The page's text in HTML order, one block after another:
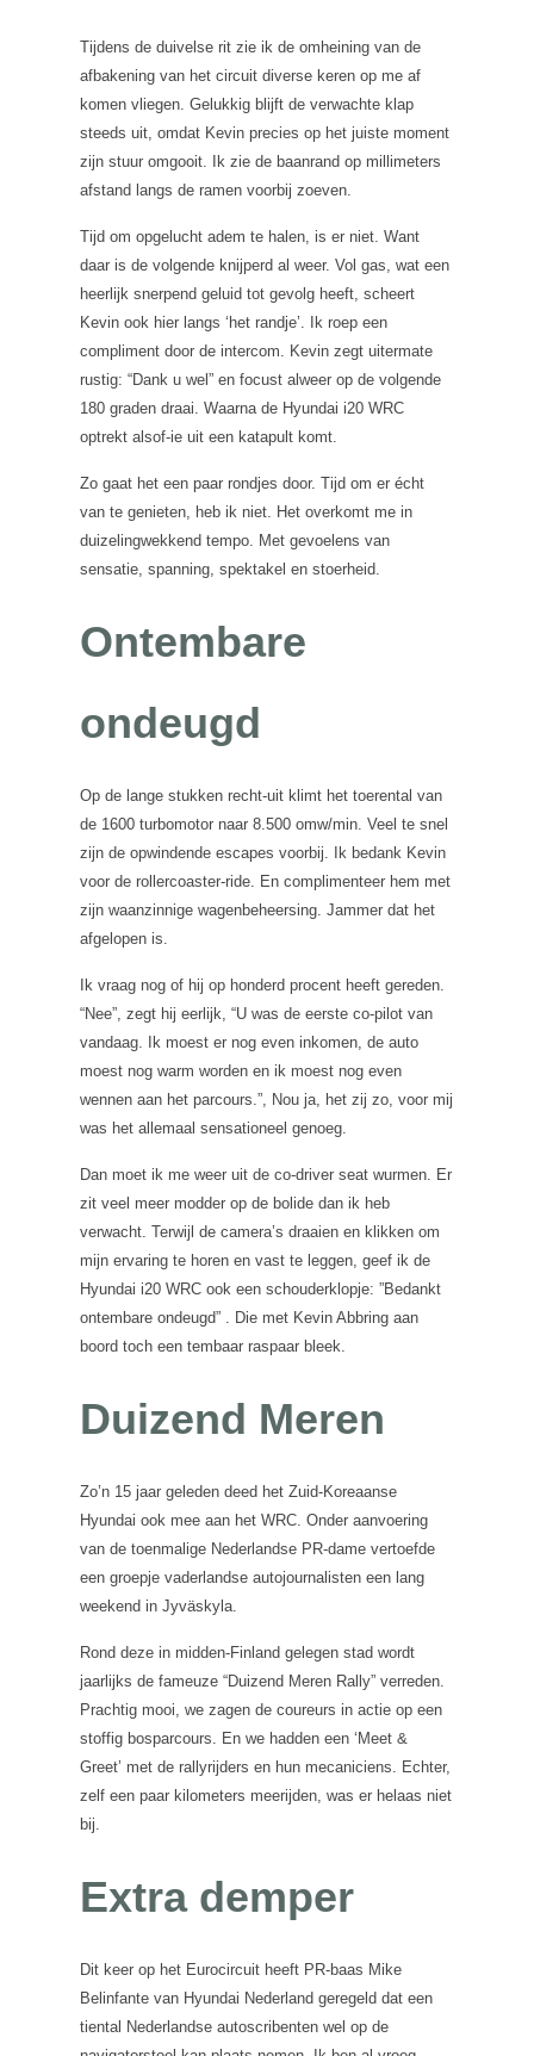
Tijdens de duivelse rit zie ik de omheining van de
afbakening van het circuit diverse keren op me af
komen vliegen. Gelukkig blijft de verwachte klap
steeds uit, omdat Kevin precies op het juiste moment
zijn stuur omgooit. Ik zie de baanrand op millimeters
afstand langs de ramen voorbij zoeven.
Tijd om opgelucht adem te halen, is er niet. Want
daar is de volgende knijperd al weer. Vol gas, wat een
heerlijk snerpend geluid tot gevolg heeft, scheert
Kevin ook hier langs ‘het randje’. Ik roep een
compliment door de intercom. Kevin zegt uitermate
rustig: “Dank u wel” en focust alweer op de volgende
180 graden draai. Waarna de Hyundai i20 WRC
optrekt alsof-ie uit een katapult komt.
Zo gaat het een paar rondjes door. Tijd om er écht
van te genieten, heb ik niet. Het overkomt me in
duizelingwekkend tempo. Met gevoelens van
sensatie, spanning, spektakel en stoerheid.
Ontembare
ondeugd
Op de lange stukken recht-uit klimt het toerental van
de 1600 turbomotor naar 8.500 omw/min. Veel te snel
zijn de opwindende escapes voorbij. Ik bedank Kevin
voor de rollercoaster-ride. En complimenteer hem met
zijn waanzinnige wagenbeheersing. Jammer dat het
afgelopen is.
Ik vraag nog of hij op honderd procent heeft gereden.
“Nee”, zegt hij eerlijk, “U was de eerste co-pilot van
vandaag. Ik moest er nog even inkomen, de auto
moest nog warm worden en ik moest nog even
wennen aan het parcours.”, Nou ja, het zij zo, voor mij
was het allemaal sensationeel genoeg.
Dan moet ik me weer uit de co-driver seat wurmen. Er
zit veel meer modder op de bolide dan ik heb
verwacht. Terwijl de camera’s draaien en klikken om
mijn ervaring te horen en vast te leggen, geef ik de
Hyundai i20 WRC ook een schouderklopje: ”Bedankt
ontembare ondeugd” . Die met Kevin Abbring aan
boord toch een tembaar raspaar bleek.
Duizend Meren
Zo’n 15 jaar geleden deed het Zuid-Koreaanse
Hyundai ook mee aan het WRC. Onder aanvoering
van de toenmalige Nederlandse PR-dame vertoefde
een groepje vaderlandse autojournalisten een lang
weekend in Jyväskyla.
Rond deze in midden-Finland gelegen stad wordt
jaarlijks de fameuze “Duizend Meren Rally” verreden.
Prachtig mooi, we zagen de coureurs in actie op een
stoffig bosparcours. En we hadden een ‘Meet &
Greet’ met de rallyrijders en hun mecaniciens. Echter,
zelf een paar kilometers meerijden, was er helaas niet
bij.
Extra demper
Dit keer op het Eurocircuit heeft PR-baas Mike
Belinfante van Hyundai Nederland geregeld dat een
tiental Nederlandse autoscribenten wel op de